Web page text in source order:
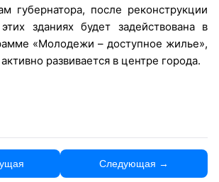
губернатора, после реконструкции
зданиях будет задействована в
«Молодежи – доступное жилье»,
развивается в центре города.
Следующая →